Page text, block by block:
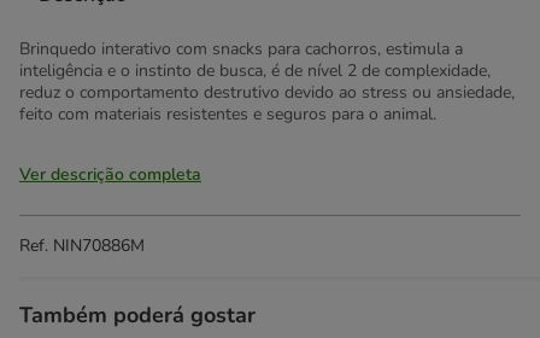
Brinquedo interativo com snacks para cachorros, estimula a
inteligência e o instinto de busca, é de nível 2 de complexidade,
reduz o comportamento destrutivo devido ao stress ou ansiedade,
feito com materiais resistentes e seguros para o animal.
Ver descrição completa
Ref. NIN70886M
Também poderá gostar